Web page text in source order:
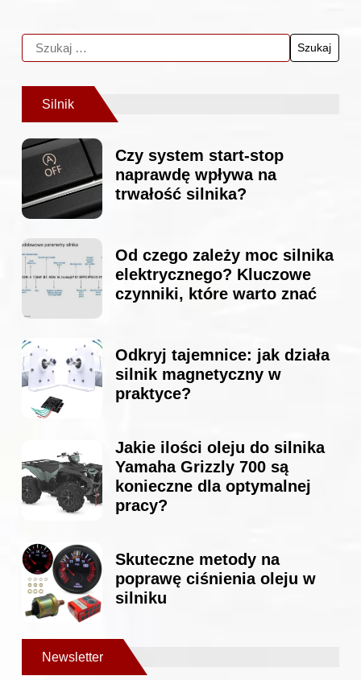
Silnik
Czy system start-stop
naprawdę wpływa na
trwałość silnika?
Od czego zależy moc silnika
elektrycznego? Kluczowe
czynniki, które warto znać
Odkryj tajemnice: jak działa
silnik magnetyczny w
praktyce?
Jakie ilości oleju do silnika
Yamaha Grizzly 700 są
konieczne dla optymalnej
pracy?
Skuteczne metody na
poprawę ciśnienia oleju w
silniku
Newsletter